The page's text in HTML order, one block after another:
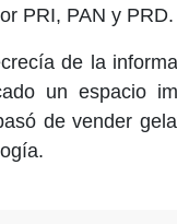
PRI, PAN y PRD.
de la
un espacio
de vender